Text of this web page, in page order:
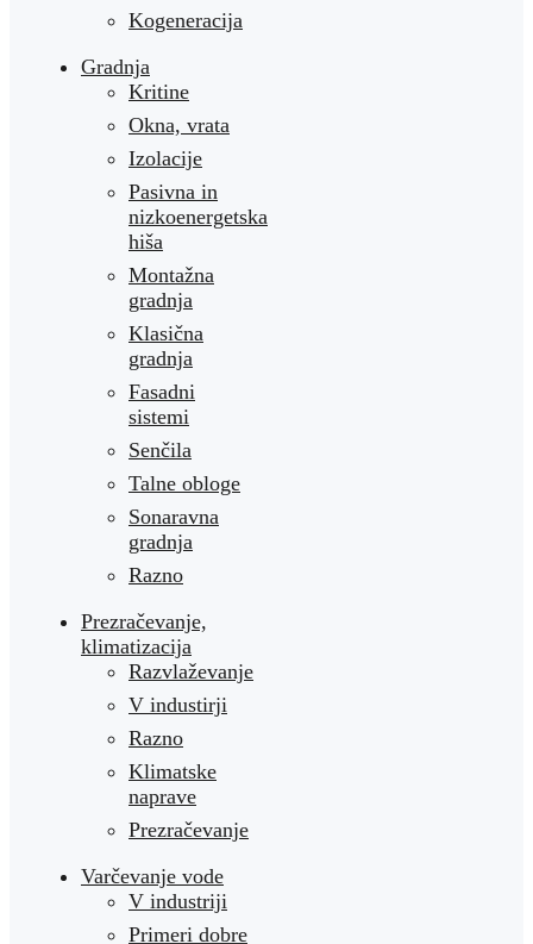
Kogeneracija
Gradnja
Kritine
Okna, vrata
Izolacije
Pasivna in
nizkoenergetska
hiša
Montažna
gradnja
Klasična
gradnja
Fasadni
sistemi
Senčila
Talne obloge
Sonaravna
gradnja
Razno
Prezračevanje,
klimatizacija
Razvlaževanje
V industirji
Razno
Klimatske
naprave
Prezračevanje
Varčevanje vode
V industriji
Primeri dobre